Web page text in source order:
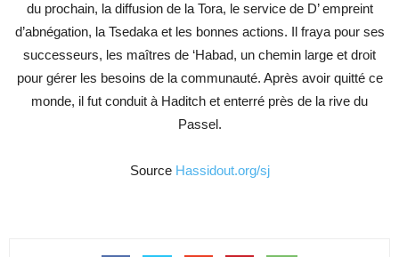
du prochain, la diffusion de la Tora, le service de D’ empreint
d’abnégation, la Tsedaka et les bonnes actions. Il fraya pour ses
successeurs, les maîtres de ‘Habad, un chemin large et droit
pour gérer les besoins de la communauté. Après avoir quitté ce
monde, il fut conduit à Haditch et enterré près de la rive du
Passel.
Source Hassidout.org/sj